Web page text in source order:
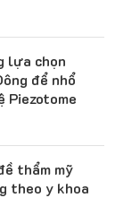
lựa chọn
để nhổ
Piezotome
thẩm mỹ
theo y khoa